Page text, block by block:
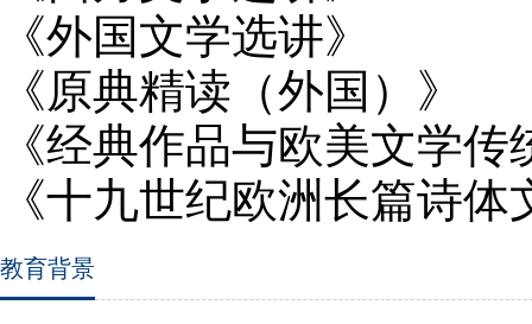
《外国文学选讲》
《原典精读（外国）》
《经典作品与欧美文学传
《十九世纪欧洲长篇诗体
教育背景